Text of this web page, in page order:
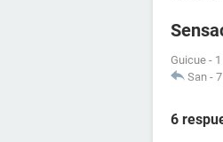
Guicue -
San -
6